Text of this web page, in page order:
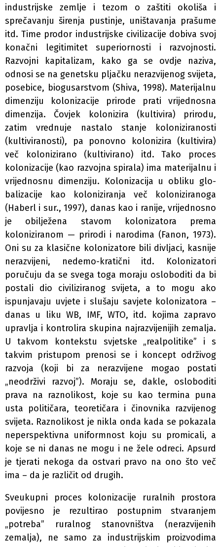
industrijske zemlje i tezom o zaštiti okoliša i
sprečavanju širenja pustinje, uništavanja prašume
itd. Time prodor industrijske civilizacije dobiva svoj
konačni legitimitet superiornosti i razvojnosti.
Razvojni kapitalizam, kako ga se ovdje naziva,
odnosi se na genetsku pljačku nerazvijenog svijeta,
posebice, biogusarstvom (Shiva, 1998). Materijalnu
dimenziju kolonizacije prirode prati vrijednosna
dimenzija. Čovjek kolonizira (kultivira) prirodu,
zatim vrednuje nastalo stanje koloniziranosti
(kultiviranosti), pa ponovno kolonizira (kultivira)
več kolonizirano (kultivirano) itd. Tako proces
kolonizacije (kao razvojna spirala) ima materijalnu i
vrijednosnu dimenziju. Kolonizacija u obliku glo-
balizacije kao koloniziranja več koloniziranoga
(Haberl i sur., 1997), danas kao i ranije, vrijednosno
je obilježena stavom kolonizatora prema
koloniziranom — prirodi i narodima (Fanon, 1973).
Oni su za klasične kolonizatore bili divljaci, kasnije
nerazvijeni, nedemo-kratični itd. Kolonizatori
poručuju da se svega toga moraju osloboditi da bi
postali dio civiliziranog svijeta, a to mogu ako
ispunjavaju uvjete i slušaju savjete kolonizatora –
danas u liku WB, IMF, WTO, itd. kojima zapravo
upravlja i kontrolira skupina najrazvijenijih zemalja.
U takvom kontekstu svjetske „realpolitike” i s
takvim pristupom prenosi se i koncept održivog
razvoja (koji bi za nerazvijene mogao postati
„neodrživi razvoj”). Moraju se, dakle, osloboditi
prava na raznolikost, koje su kao termina puna
usta političara, teoretičara i činovnika razvijenog
svijeta. Raznolikost je nikla onda kada se pokazala
neperspektivna uniformnost koju su promicali, a
koje se ni danas ne mogu i ne žele odreci. Apsurd
je tjerati nekoga da ostvari pravo na ono što več
ima – da je različit od drugih.
Sveukupni proces kolonizacije ruralnih prostora
povijesno je rezultirao postupnim stvaranjem
„potreba” ruralnog stanovništva (nerazvijenih
zemalja), ne samo za industrijskim proizvodima